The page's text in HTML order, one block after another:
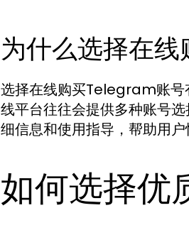
为什么选择在线
选择在线购买Telegram账号
线平台往往会提供多种账号
细信息和使用指导，帮助用
如何选择